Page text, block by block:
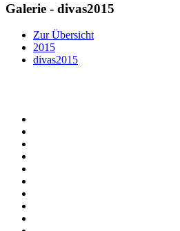
Galerie - divas2015
Zur Übersicht
2015
divas2015